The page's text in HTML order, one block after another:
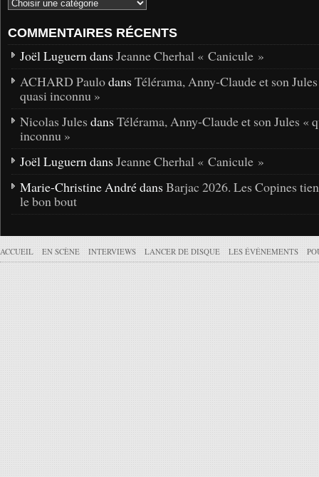
COMMENTAIRES RÉCENTS
Joël Luguern dans Jeanne Cherhal « Canicule »
ACHARD Paulodans Télérama, Anny-Claude et son
quasi inconnu »
Nicolas Jules dans Télérama, Anny-Claude et son Jules «
inconnu »
Joël Luguern dans Jeanne Cherhal « Canicule »
Marie-Christine André dans Barjac 2026. Les Copines
le bon bout
ACCUEIL EN SCÈNE INTERVIEWS LANCER DE DISQUE LES ÉVÉNEMENTS